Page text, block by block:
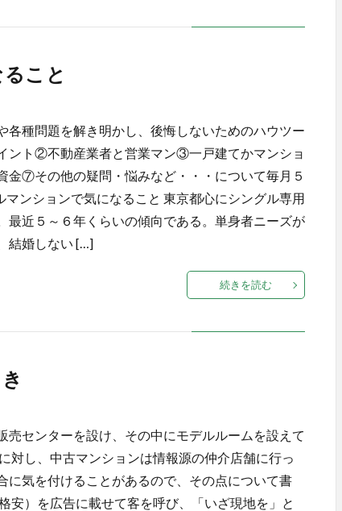
こと
種問題を解き明かし、後悔しないためのハウツー
ント②不動産業者と営業マン③一戸建てかマンショ
⑦その他の疑問・悩みなど・・・について毎月５
ンションで気になること 東京都心にシングル専用
最近５～６年くらいの傾向である。単身者ニーズが
結婚しない […]
続きを読む
センターを設け、その中にモデルルームを設えて
し、中古マンションは情報源の仲介店舗に行っ
気を付けることがあるので、その点について書
）を広告に載せて客を呼び、「いざ現地を」と